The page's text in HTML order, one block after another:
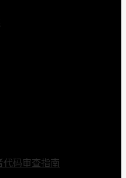
代码审查指南